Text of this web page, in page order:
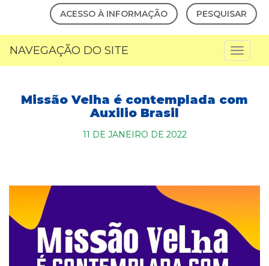
ACESSO À INFORMAÇÃO PESQUISAR
NAVEGAÇÃO DO SITE
Missão Velha é contemplada com
Auxilio Brasil
11 DE JANEIRO DE 2022